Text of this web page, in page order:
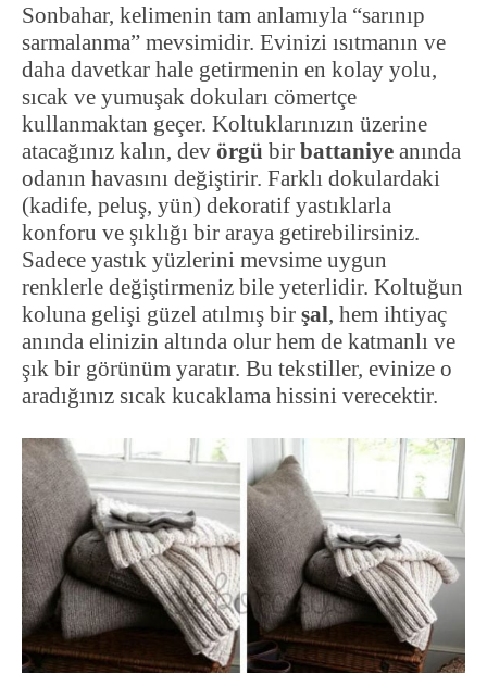
Sonbahar, kelimenin tam anlamıyla “sarınıp
sarmalanma” mevsimidir. Evinizi ısıtmanın ve
daha davetkar hale getirmenin en kolay yolu,
sıcak ve yumuşak dokuları cömertçe
kullanmaktan geçer. Koltuklarınızın üzerine
atacağınız kalın, dev örgü bir battaniye anında
odanın havasını değiştirir. Farklı dokulardaki
(kadife, peluş, yün) dekoratif yastıklarla
konforu ve şıklığı bir araya getirebilirsiniz.
Sadece yastık yüzlerini mevsime uygun
renklerle değiştirmeniz bile yeterlidir. Koltuğun
koluna gelişi güzel atılmış bir şal, hem ihtiyaç
anında elinizin altında olur hem de katmanlı ve
şık bir görünüm yaratır. Bu tekstiller, evinize o
aradığınız sıcak kucaklama hissini verecektir.